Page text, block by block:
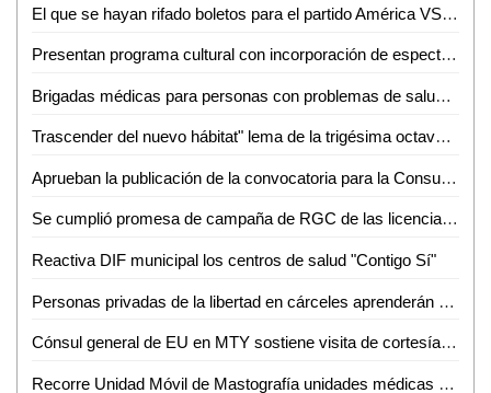
El que se hayan rifado boletos para el partido América VS Atlético de san Luis, es señal de empatía
Presentan programa cultural con incorporación de espectáculos internacionales
Brigadas médicas para personas con problemas de salud llevarán a Tanlajás
Trascender del nuevo hábitat" lema de la trigésima octava Semana del Hábitat de la UASLP
Aprueban la publicación de la convocatoria para la Consulta Ciudadana para Personas con Discapacidad
Se cumplió promesa de campaña de RGC de las licencias: Ríos Medrano
Reactiva DIF municipal los centros de salud "Contigo Sí"
Personas privadas de la libertad en cárceles aprenderán actividades productivas
Cónsul general de EU en MTY sostiene visita de cortesía en las instalaciones de la secretaría de Seguridad Pública del estado
Recorre Unidad Móvil de Mastografía unidades médicas y administrativas del IMSS San Luis Potosí para detección de cáncer de mama